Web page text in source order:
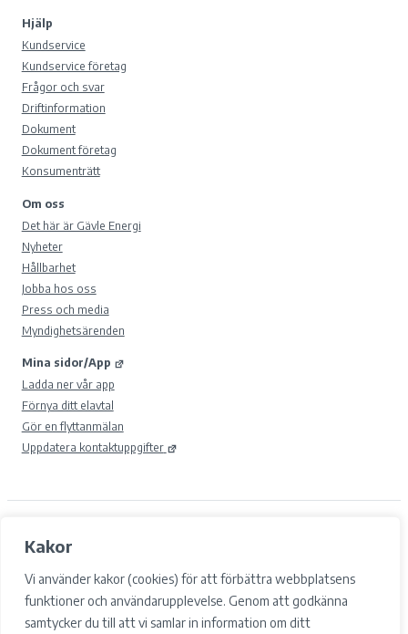
Kakor
Vi använder kakor (cookies) för att förbättra webbplatsens
funktioner och användarupplevelse. Genom att godkänna
samtycker du till att vi samlar in information om ditt
Hjälp
Kundservice
Kundservice företag
Frågor och svar
Driftinformation
Dokument
Dokument företag
Konsumenträtt
Om oss
Det här är Gävle Energi
Nyheter
Hållbarhet
Jobba hos oss
Press och media
Myndighetsärenden
Mina sidor/App
Ladda ner vår app
Förnya ditt elavtal
Gör en flyttanmälan
Uppdatera kontaktuppgifter
Samtyckesval
Integritetspolicy och GDPR
Tillgänglighet